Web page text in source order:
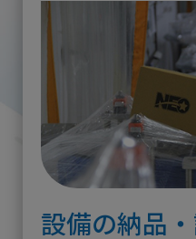
設備の納品